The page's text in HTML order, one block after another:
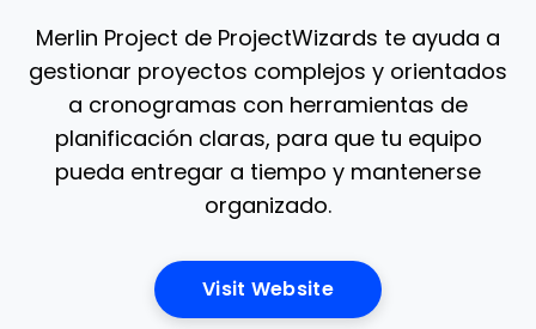
Merlin Project de ProjectWizards te ayuda a
gestionar proyectos complejos y orientados
a cronogramas con herramientas de
planificación claras, para que tu equipo
pueda entregar a tiempo y mantenerse
organizado.
Visit WebsiteOpens New Window